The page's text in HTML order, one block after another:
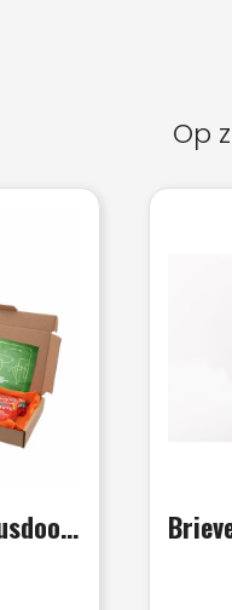
Op
GO NUTS brievenbusdoosje